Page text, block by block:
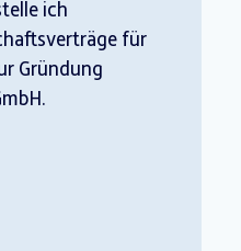
ich
für
Gründung